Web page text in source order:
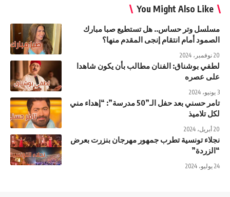
You Might Also Like
مسلسل وتر حساس.. هل تستطيع صبا مبارك
الصمود أمام انتقام إنجى المقدم منها؟
20 نوفمبر، 2024
لطفي بوشناق: الفنان مطالب بأن يكون شاهدا
على عصره
3 يونيو، 2024
تامر حسني بعد حفل الـ”50 مدرسة”: “إهداء مني
لكل تلاميذ
20 أبريل، 2024
نجلاء تونسية تطرب جمهور مهرجان بنزرت بعرض
“الزردة”
24 يوليو، 2024